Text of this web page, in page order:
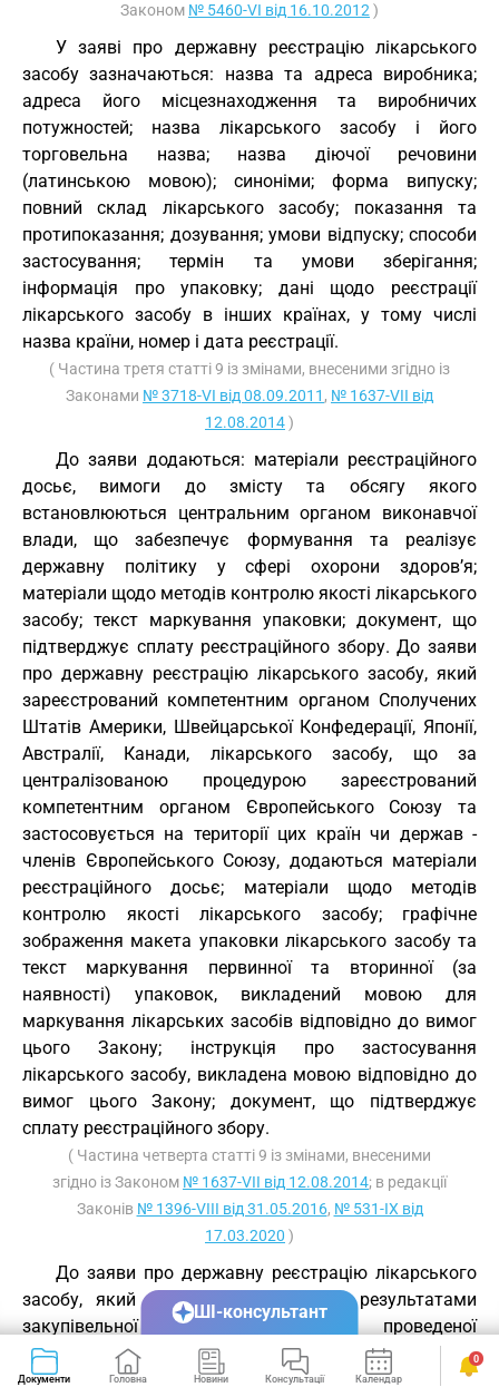
Законом № 5460-VI від 16.10.2012 )
У заяві про державну реєстрацію лікарського
засобу зазначаються: назва та адреса виробника;
адреса його місцезнаходження та виробничих
потужностей; назва лікарського засобу і його
торговельна назва; назва діючої речовини
(латинською мовою); синоніми; форма випуску;
повний склад лікарського засобу; показання та
протипоказання; дозування; умови відпуску; способи
застосування; термін та умови зберігання;
інформація про упаковку; дані щодо реєстрації
лікарського засобу в інших країнах, у тому числі
назва країни, номер і дата реєстрації.
( Частина третя статті 9 із змінами, внесеними згідно із
Законами № 3718-VI від 08.09.2011 , № 1637-VII від
12.08.2014)
До заяви додаються: матеріали реєстраційного
досьє, вимоги до змісту та обсягу якого
встановлюються центральним органом виконавчої
влади, що забезпечує формування та реалізує
державну політику у сфері охорони здоров’я;
матеріали щодо методів контролю якості лікарського
засобу; текст маркування упаковки; документ, що
підтверджує сплату реєстраційного збору. До заяви
про державну реєстрацію лікарського засобу, який
зареєстрований компетентним органом Сполучених
Штатів Америки, Швейцарської Конфедерації, Японії,
Австралії, Канади, лікарського засобу, що за
централізованою процедурою зареєстрований
компетентним органом Європейського Союзу та
застосовується на території цих країн чи держав -
членів Європейського Союзу, додаються матеріали
реєстраційного досьє; матеріали щодо методів
контролю якості лікарського засобу; графічне
зображення макета упаковки лікарського засобу та
текст маркування первинної та вторинної (за
наявності) упаковок, викладений мовою для
маркування лікарських засобів відповідно до вимог
цього Закону; інструкція про застосування
лікарського засобу, викладена мовою відповідно до
вимог цього Закону; документ, що підтверджує
сплату реєстраційного збору.
( Частина четверта статті 9 із змінами, внесеними
згідно із Законом № 1637-VII від 12.08.2014; в редакції
Законів № 1396-VIII від 31.05.2016, № 531-IX від
17.03.2020 )
До заяви про державну реєстрацію лікарського
засобу, який підлягає закупівлі за результатами
закупівельної процедури, проведеної
спеціалізованою організацією, яка здійснює
закупівлі, на виконання угоди щодо закупівлі між
Документи Головна Новини Консультації Календар Сервіси
0
ШІ-консультант